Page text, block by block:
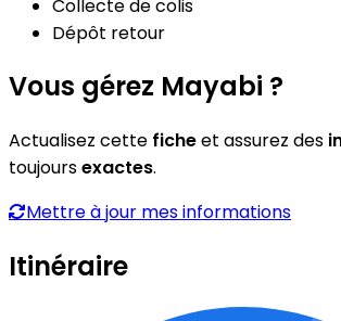
Collecte de colis
Dépôt retour
Vous gérez Mayabi ?
Actualisez cette ficheet assurez des
toujoursexactes.
Mettre à jour mes informations
Itinéraire